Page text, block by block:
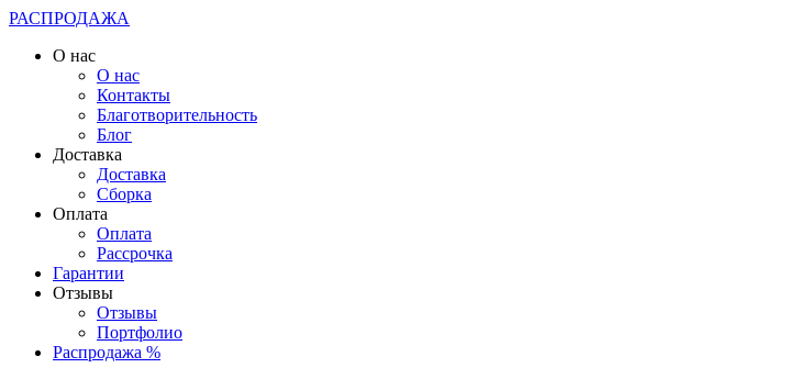
РАСПРОДАЖА
О нас
О нас
Контакты
Благотворительность
Блог
Доставка
Доставка
Сборка
Оплата
Оплата
Рассрочка
Гарантии
Отзывы
Отзывы
Портфолио
Распродажа %